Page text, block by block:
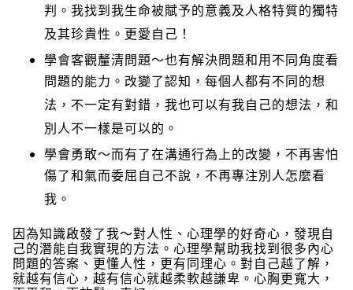
判。我找到我生命被賦予的意義及人格特質的獨特
及其珍貴性。更愛自己！
學會客觀釐清問題～也有解決問題和用不同角度看
問題的能力。改變了認知，每個人都有不同的想
法，不一定有對錯，我也可以有我自己的想法，和
別人不一樣是可以的。
學會勇敢～而有了在溝通行為上的改變，不再害怕
傷了和氣而委屈自己不說，不再專注別人怎麼看
我。
因為知識啟發了我～對人性、心理學的好奇心，發現自
己的潛能自我實現的方法。心理學幫助我找到很多內心
問題的答案、更懂人性，更有同理心。對自己越了解，
就越有信心，越有信心就越柔軟越謙卑。心胸更寬大，